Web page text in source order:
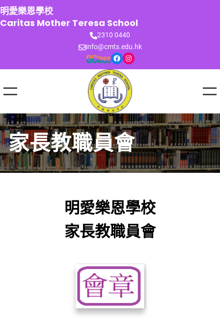
跳
至
主
明愛樂恩學校
Caritas Mother Teresa School
2310 0440
info@cmts.edu.hk
Facebook Instagram
家長教職員會
明愛樂恩學校
家長教職員會